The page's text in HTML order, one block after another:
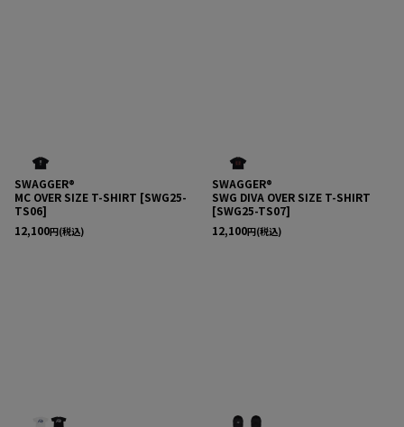
SWAGGER®
MC OVER SIZE T-SHIRT [SWG25-
TS06]
12,100円(税込)
SWAGGER®
SWG DIVA OVER SIZE T-SHIRT
[SWG25-TS07]
12,100円(税込)